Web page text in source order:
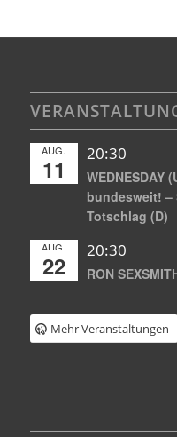
AUG.
11
20:30
WEDNESDAY
bundesweit!
Totschlag (D)
AUG.
22
20:30
RON
Mehr Veranstaltungen